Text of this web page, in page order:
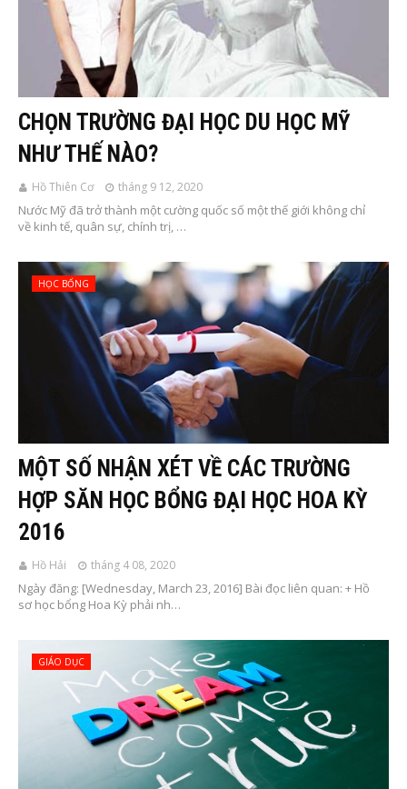
CHỌN TRƯỜNG ĐẠI HỌC DU HỌC MỸ
NHƯ THẾ NÀO?
Hồ Thiên Cơ tháng 9 12, 2020
Nước Mỹ đã trở thành một cường quốc số một thế giới không chỉ
về kinh tế, quân sự, chính trị, …
HỌC BỔNG
MỘT SỐ NHẬN XÉT VỀ CÁC TRƯỜNG
HỢP SĂN HỌC BỔNG ĐẠI HỌC HOA KỲ
2016
Hồ Hải tháng 4 08, 2020
Ngày đăng: [Wednesday, March 23, 2016] Bài đọc liên quan: + Hồ
sơ học bổng Hoa Kỳ phải nh…
GIÁO DỤC